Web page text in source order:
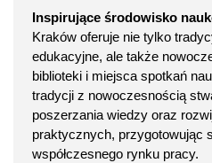
Inspirujące środowisko
Kraków oferuje nie tylko
edukacyjne, ale także
biblioteki i miejsca spotkań
tradycji z nowoczesnością
poszerzania wiedzy oraz
praktycznych, przygotowując
współczesnego rynku pracy.